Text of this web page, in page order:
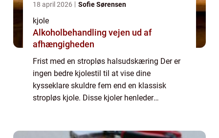
18 april 2026 Sofie Sørensen
kjole
Alkoholbehandling vejen ud af
afhængigheden
Frist med en stropløs halsudskæring Der er
ingen bedre kjolestil til at vise dine
kysseklare skuldre fem end en klassisk
stropløs kjole. Disse kjoler henleder